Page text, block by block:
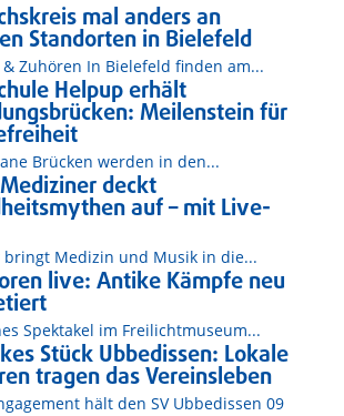
mal anders an
Standorten in Bielefeld
Zuhören In Bielefeld finden am...
Helpup erhält
Meilenstein für
Brücken werden in den...
deckt
auf – mit Live-
bringt Medizin und Musik in die...
live: Antike Kämpfe neu
Spektakel im Freilichtmuseum...
Stück Ubbedissen: Lokale
tragen das Vereinsleben
hält den SV Ubbedissen 09